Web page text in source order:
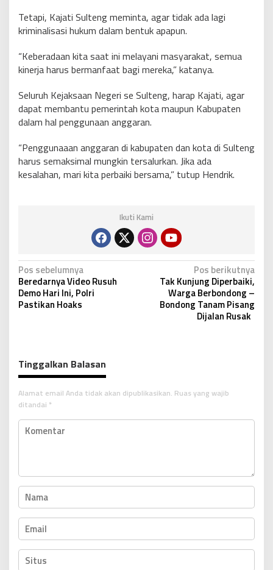
Tetapi, Kajati Sulteng meminta, agar tidak ada lagi
kriminalisasi hukum dalam bentuk apapun.
“Keberadaan kita saat ini melayani masyarakat, semua
kinerja harus bermanfaat bagi mereka,” katanya.
Seluruh Kejaksaan Negeri se Sulteng, harap Kajati, agar
dapat membantu pemerintah kota maupun Kabupaten
dalam hal penggunaan anggaran.
“Penggunaaan anggaran di kabupaten dan kota di Sulteng
harus semaksimal mungkin tersalurkan. Jika ada
kesalahan, mari kita perbaiki bersama,” tutup Hendrik.
Ikuti Kami
N
a
v
a
s
i
p
o
Pos sebelumnya
Beredarnya Video Rusuh
Demo Hari Ini, Polri
Pastikan Hoaks
Pos berikutnya
Tak Kunjung Diperbaiki,
Warga Berbondong –
Bondong Tanam Pisang
Dijalan Rusak
Tinggalkan Balasan
Alamat email Anda tidak akan dipublikasikan. Ruas yang wajib
ditandai *